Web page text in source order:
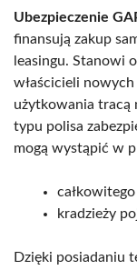
Ubezpieczenie
finansują zakup
leasingu. Stanowi
właścicieli
użytkowania tracą
typu polisa
mogą wystąpić w
kradzieży
Dzięki posiadaniu